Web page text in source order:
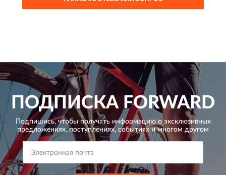
ПОДПИСКА FORWARD
Подпишись, чтобы получать информацию о эксклюзивных
предложениях,поступлениях, событиях и многом другом